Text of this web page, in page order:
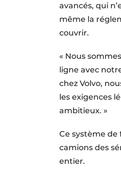
avancés, qui
même la
couvrir.
« Nous
ligne avec
chez Volvo,
les exigences
ambitieux. »
Ce système
camions des
entier.